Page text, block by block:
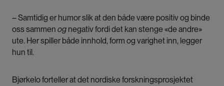
– Samtidig er humor slik at den både være positiv og binde
oss sammen og negativ fordi det kan stenge «de andre»
ute. Her spiller både innhold, form og varighet inn, legger
hun til.
Bjørkelo forteller at det nordiske forskningsprosjektet